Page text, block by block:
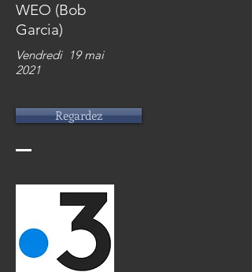
WEO (Bob
Garcia)
Vendredi 19 mai
2021
Regardez